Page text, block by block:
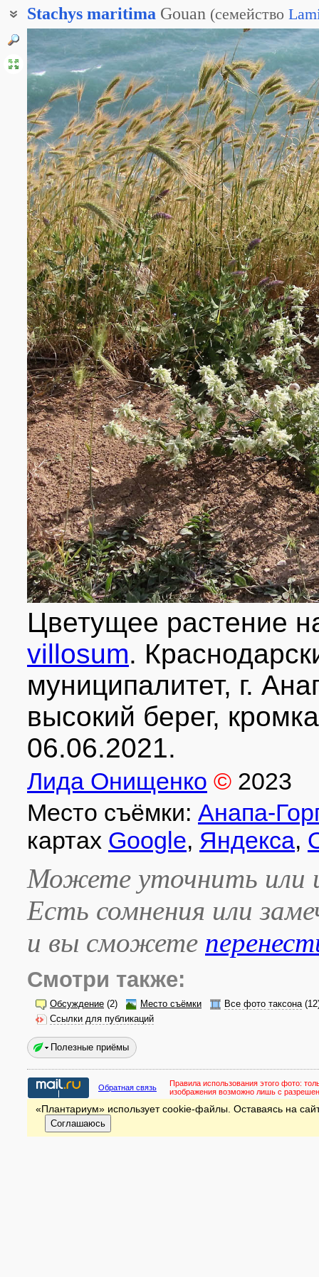
Stachys maritima Gouan (семейство
Чистец приморский
Цветущее растение
villosum.
муниципалитет, г.
высокий берег,
06.06.2021.
Лида Онищенко © 2023
Место съёмки: Анапа-
картах Google, Яндекса,
Можете уточнить или
Есть сомнения или
и вы сможете
Смотри также:
Обсуждение (2) Место съёмки Все фото таксона
Ссылки для публикаций
Полезные приёмы
Обратная связь Правила использования этого фото:
изображения возможно лишь с
«Плантариум» использует cookie-файлы. Оставаясь на
Соглашаюсь